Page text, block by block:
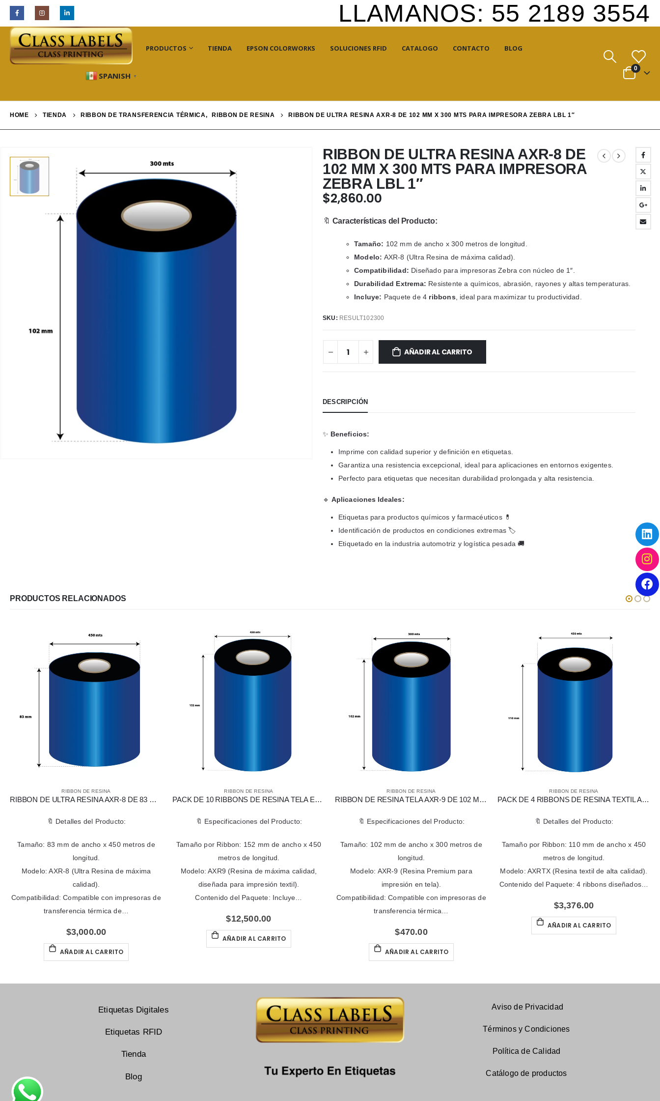
LLAMANOS: 55 2189 3554
INDUSTRIAS PRODUCTOS TIENDA EPSON COLORWORKS SOLUCIONES RFID CATALOGO CONTACTO BLOG
SPANISH ▼
0
HOME TIENDA RIBBON DE TRANSFERENCIA TÉRMICA, RIBBON DE RESINA RIBBON DE ULTRA RESINA AXR-8 DE 102 MM X 300 MTS PARA IMPRESORA ZEBRA LBL 1″
RIBBON DE ULTRA RESINA AXR-8 DE
102 MM X 300 MTS PARA IMPRESORA
ZEBRA LBL 1″
$2,860.00
🔖 Características del Producto:
Tamaño: 102 mm de ancho x 300 metros de longitud.
Modelo: AXR-8 (Ultra Resina de máxima calidad).
Compatibilidad: Diseñado para impresoras Zebra con núcleo de 1″.
Durabilidad Extrema: Resistente a químicos, abrasión, rayones y altas temperaturas.
Incluye: Paquete de 4 ribbons , ideal para maximizar tu productividad.
SKU: RESULT102300
AÑADIR AL CARRITO
DESCRIPCIÓN
✨ Beneficios:
Imprime con calidad superior y definición en etiquetas.
Garantiza una resistencia excepcional, ideal para aplicaciones en entornos exigentes.
Perfecto para etiquetas que necesitan durabilidad prolongada y alta resistencia.
🔹Aplicaciones Ideales:
Etiquetas para productos químicos y farmacéuticos 💊
Identificación de productos en condiciones extremas 🏷️
Etiquetado en la industria automotriz y logística pesada 🚚
PRODUCTOS RELACIONADOS
RIBBON DE RESINA
RIBBON DE ULTRA RESINA AXR-8 DE 83 MM X 450 MTS
🔖 Detalles del Producto:
Tamaño: 83 mm de ancho x 450 metros de
longitud.
Modelo: AXR-8 (Ultra Resina de máxima
calidad).
Compatibilidad: Compatible con impresoras de
transferencia térmica de…
3,000.00
AÑADIR AL CARRITO
RIBBON DE RESINA
PACK DE 10 RIBBONS DE RESINA TELA ESPECIAL AXR9 DE 152 MM X 450 MTS
🔖 Especificaciones del Producto:
Tamaño por Ribbon: 152 mm de ancho x 450
metros de longitud.
Modelo: AXR9 (Resina de máxima calidad,
diseñada para impresión textil).
Contenido del Paquete: Incluye…
12,500.00
AÑADIR AL CARRITO
RIBBON DE RESINA
RIBBON DE RESINA TELA AXR-9 DE 102 MM X 300 MTS
🔖 Especificaciones del Producto:
Tamaño: 102 mm de ancho x 300 metros de
longitud.
Modelo: AXR-9 (Resina Premium para
impresión en tela).
Compatibilidad: Compatible con impresoras de
transferencia térmica…
470.00
AÑADIR AL CARRITO
RIBBON DE RESINA
PACK DE 4 RIBBONS DE RESINA TEXTIL AXRTX DE 110 MM X 450 MTS
🔖 Detalles del Producto:
Tamaño por Ribbon: 110 mm de ancho x 450
metros de longitud.
Modelo: AXRTX (Resina textil de alta calidad).
Contenido del Paquete: 4 ribbons diseñados…
3,376.00
AÑADIR AL CARRITO
Etiquetas Digitales
Etiquetas RFID
Tienda
Blog
Aviso de Privacidad
Términos y Condiciones
Política de Calidad
Catálogode productos